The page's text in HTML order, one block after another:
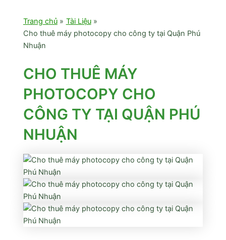
Trang chủ
Tài Liệu
Cho thuê máy photocopy cho công ty tại Quận Phú
Nhuận
CHO THUÊ MÁY
PHOTOCOPY CHO
CÔNG TY TẠI QUẬN PHÚ
NHUẬN